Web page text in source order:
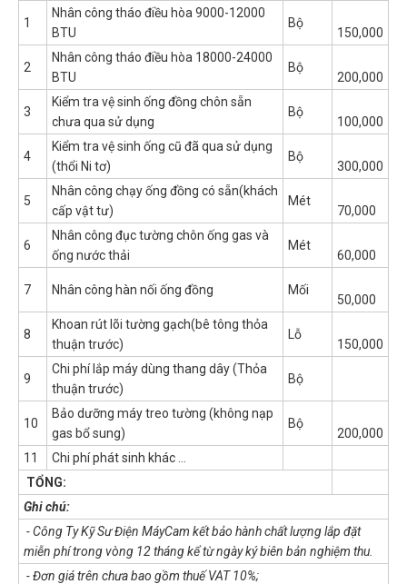
1
Nhân công tháo điều hòa 9000-12000
BTU
Bộ
150,000
2
Nhân công tháo điều hòa 18000-24000
BTU
Bộ
200,000
3
Kiểm tra vệ sinh ống đồng chôn sẵn
chưa qua sử dụng
Bộ
100,000
4
Kiểm tra vệ sinh ống cũ đã qua sử dụng
(thổi Ni tơ)
Bộ
300,000
5
Nhân công chạy ống đồng có sẵn(khách
cấp vật tư)
Mét
70,000
6
Nhân công đục tường chôn ống gas và
ống nước thải
Mét
60,000
7 Nhân công hàn nối ống đồng Mối
50,000
8
Khoan rút lõi tường gạch(bê tông thỏa
thuận trước)
Lỗ
150,000
9
Chi phí lắp máy dùng thang dây (Thỏa
thuận trước)
Bộ
10
Bảo dưỡng máy treo tường (không nạp
gas bổ sung)
Bộ
200,000
11
Chi phí phát sinh khác …
TỔNG:
Ghi chú:
- Công Ty Kỹ Sư Điện MáyCam kết bảo hành chất lượng lắp đặt
miễn phí trong vòng 12 tháng kể từ ngày ký biên bản nghiệm thu.
- Đơn giá trên chưa bao gồm thuế VAT 10%;